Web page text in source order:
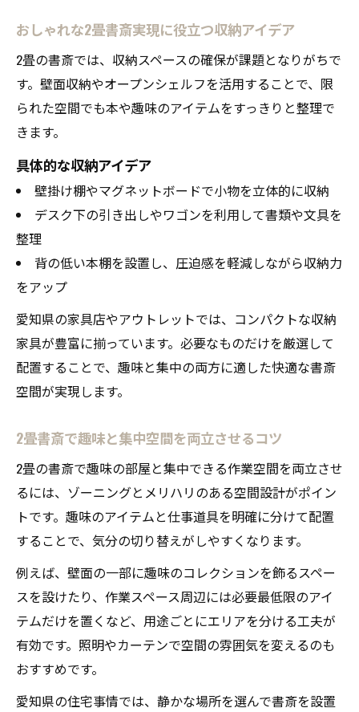
おしゃれな2畳書斎実現に役立つ収納アイデア
2畳の書斎では、収納スペースの確保が課題となりがちで
す。壁面収納やオープンシェルフを活用することで、限
られた空間でも本や趣味のアイテムをすっきりと整理で
きます。
具体的な収納アイデア
壁掛け棚やマグネットボードで小物を立体的に収納
デスク下の引き出しやワゴンを利用して書類や文具を
整理
背の低い本棚を設置し、圧迫感を軽減しながら収納力
をアップ
愛知県の家具店やアウトレットでは、コンパクトな収納
家具が豊富に揃っています。必要なものだけを厳選して
配置することで、趣味と集中の両方に適した快適な書斎
空間が実現します。
2畳書斎で趣味と集中空間を両立させるコツ
2畳の書斎で趣味の部屋と集中できる作業空間を両立させ
るには、ゾーニングとメリハリのある空間設計がポイン
トです。趣味のアイテムと仕事道具を明確に分けて配置
することで、気分の切り替えがしやすくなります。
例えば、壁面の一部に趣味のコレクションを飾るスペー
スを設けたり、作業スペース周辺には必要最低限のアイ
テムだけを置くなど、用途ごとにエリアを分ける工夫が
有効です。照明やカーテンで空間の雰囲気を変えるのも
おすすめです。
愛知県の住宅事情では、静かな場所を選んで書斎を設置